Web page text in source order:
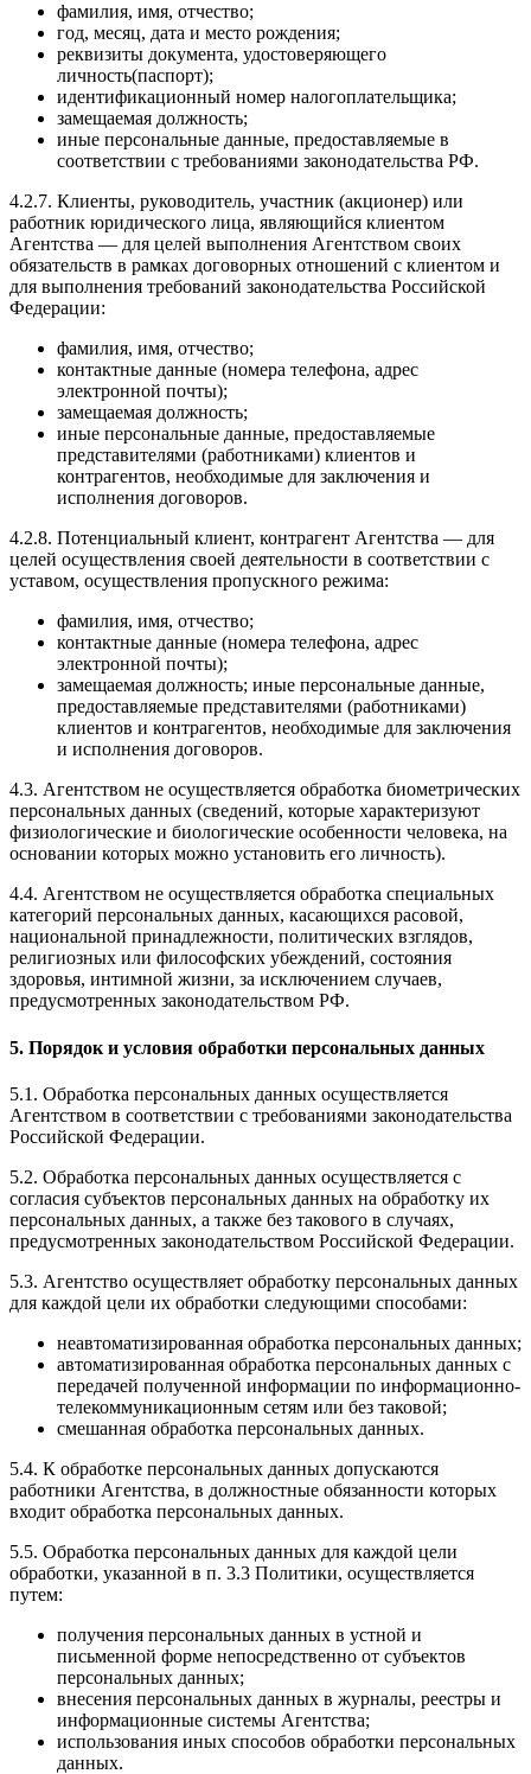
фамилия, имя, отчество;
год, месяц, дата и место рождения;
реквизиты документа, удостоверяющего
личность(паспорт);
идентификационный номер налогоплательщика;
замещаемая должность;
иные персональные данные, предоставляемые в
соответствии с требованиями законодательства РФ.
4.2.7. Клиенты, руководитель, участник (акционер) или
работник юридического лица, являющийся клиентом
Агентства — для целей выполнения Агентством своих
обязательств в рамках договорных отношений с клиентом и
для выполнения требований законодательства Российской
Федерации:
фамилия, имя, отчество;
контактные данные (номера телефона, адрес
электронной почты);
замещаемая должность;
иные персональные данные, предоставляемые
представителями (работниками) клиентов и
контрагентов, необходимые для заключения и
исполнения договоров.
4.2.8. Потенциальный клиент, контрагент Агентства — для
целей осуществления своей деятельности в соответствии с
уставом, осуществления пропускного режима:
фамилия, имя, отчество;
контактные данные (номера телефона, адрес
электронной почты);
замещаемая должность; иные персональные данные,
предоставляемые представителями (работниками)
клиентов и контрагентов, необходимые для заключения
и исполнения договоров.
4.3. Агентством не осуществляется обработка биометрических
персональных данных (сведений, которые характеризуют
физиологические и биологические особенности человека, на
основании которых можно установить его личность).
4.4. Агентством не осуществляется обработка специальных
категорий персональных данных, касающихся расовой,
национальной принадлежности, политических взглядов,
религиозных или философских убеждений, состояния
здоровья, интимной жизни, за исключением случаев,
предусмотренных законодательством РФ.
5. Порядок и условия обработки персональных данных
5.1. Обработка персональных данных осуществляется
Агентством в соответствии с требованиями законодательства
Российской Федерации.
5.2. Обработка персональных данных осуществляется с
согласия субъектов персональных данных на обработку их
персональных данных, а также без такового в случаях,
предусмотренных законодательством Российской Федерации.
5.3. Агентство осуществляет обработку персональных данных
для каждой цели их обработки следующими способами:
неавтоматизированная обработка персональных данных;
автоматизированная обработка персональных данных с
передачей полученной информации по информационно-
телекоммуникационным сетям или без таковой;
смешанная обработка персональных данных.
5.4. К обработке персональных данных допускаются
работники Агентства, в должностные обязанности которых
входит обработка персональных данных.
5.5. Обработка персональных данных для каждой цели
обработки, указанной в п. 3.3 Политики, осуществляется
путем:
получения персональных данных в устной и
письменной форме непосредственно от субъектов
персональных данных;
внесения персональных данных в журналы, реестры и
информационные системы Агентства;
использования иных способов обработки персональных
данных.